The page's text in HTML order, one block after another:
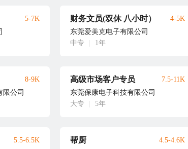
5-7K 财务文员(双休 八小时）
东莞爱美克电子有限公司
中专
1年
4-5K
公司
8-9K 高级市场客户专员
东莞保康电子科技有限公司
大专
5年
7.5-11K
5.5-6.5K 帮厨 4.5-4.6K